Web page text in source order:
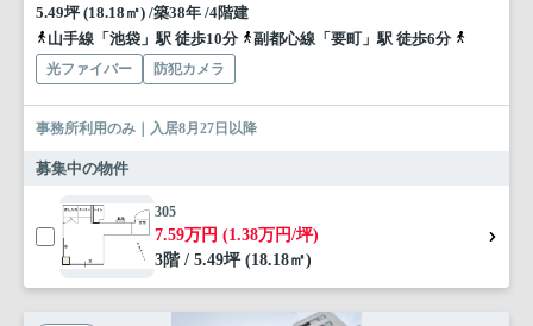
5.49坪 (18.18㎡) /築38年 /4階建
山手線「池袋」駅 徒歩10分
副都心線「要町」駅 徒歩6分
光ファイバー 防犯カメラ
事務所利用のみ｜入居8月27日以降
募集中の物件
305
7.59万円 (1.38万円/坪)
3階 / 5.49坪 (18.18㎡)